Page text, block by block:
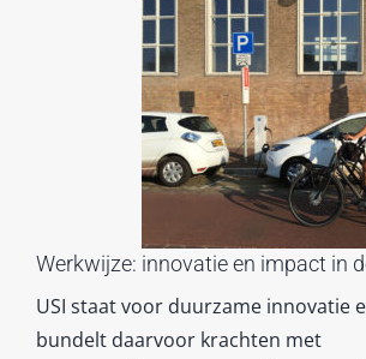
Werkwijze: innovatie en impact in
USI staat voor duurzame innovatie
bundelt daarvoor krachten met